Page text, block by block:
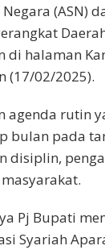
(ASN)
Daerah
di halaman
(17/02/2025).
agenda rutin
bulan pada
disiplin,
Pj Bupati
Syariah